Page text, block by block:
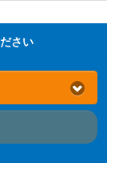
さい